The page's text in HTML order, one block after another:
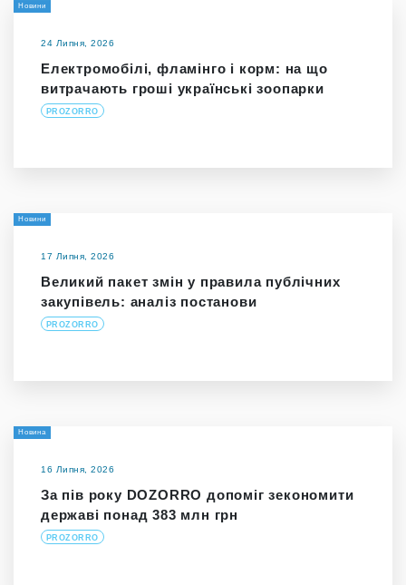
Новини
24 Липня, 2026
Електромобілі, фламінго і корм: на що
витрачають гроші українські зоопарки
PROZORRO
Новини
17 Липня, 2026
Великий пакет змін у правила публічних
закупівель: аналіз постанови
PROZORRO
Новина
16 Липня, 2026
За пів року DOZORRO допоміг зекономити
державі понад 383 млн грн
PROZORRO